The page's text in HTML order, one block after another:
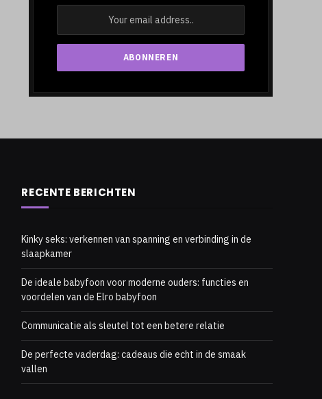
RECENTE BERICHTEN
Kinky seks: verkennen van spanning en verbinding in de
slaapkamer
De ideale babyfoon voor moderne ouders: functies en
voordelen van de Elro babyfoon
Communicatie als sleutel tot een betere relatie
De perfecte vaderdag: cadeaus die echt in de smaak
vallen